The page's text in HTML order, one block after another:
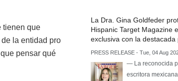
tienen que
la entidad pro
pensar qué
La Dra. Gina Goldfeder
Hispanic Target Magazine
exclusiva con la
PRESS RELEASE - Tue, 04 Aug
— La reconocida
escritora